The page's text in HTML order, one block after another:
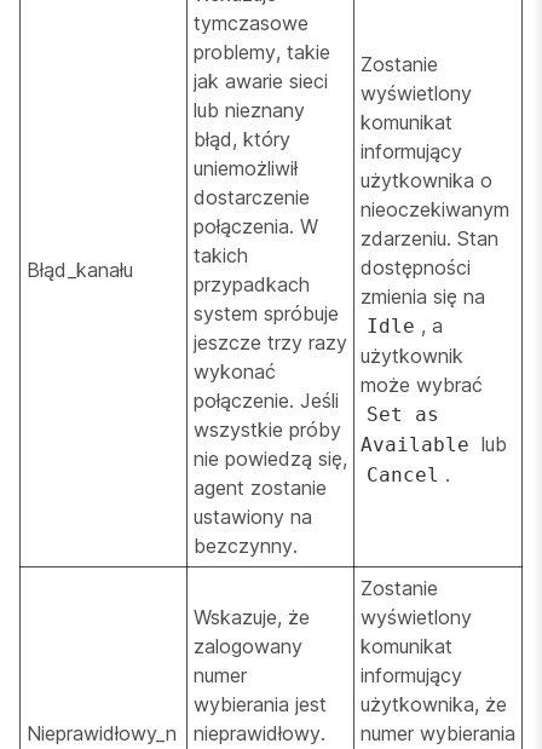
Błąd_kanału
tymczasowe
problemy, takie
jak awarie sieci
lub nieznany
błąd, który
uniemożliwił
dostarczenie
połączenia. W
takich
przypadkach
system spróbuje
jeszcze trzy razy
wykonać
połączenie. Jeśli
wszystkie próby
nie powiedzą się,
agent zostanie
ustawiony na
bezczynny.
Zostanie
wyświetlony
komunikat
informujący
użytkownika o
nieoczekiwanym
zdarzeniu. Stan
dostępności
zmienia się na
Idle , a
użytkownik
może wybrać
Set as
Available lub
Cancel .
Nieprawidłowy_n
Wskazuje, że
zalogowany
numer
wybierania jest
nieprawidłowy.
Zostanie
wyświetlony
komunikat
informujący
użytkownika, że
numer wybierania